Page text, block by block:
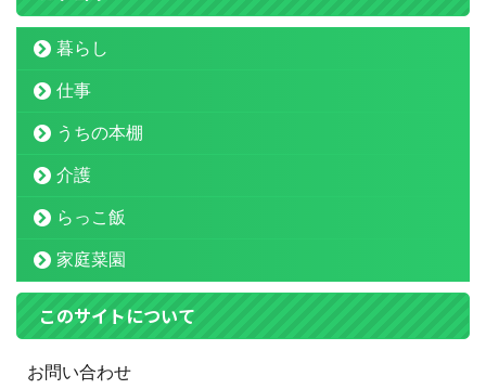
暮らし
仕事
うちの本棚
介護
らっこ飯
家庭菜園
このサイトについて
お問い合わせ